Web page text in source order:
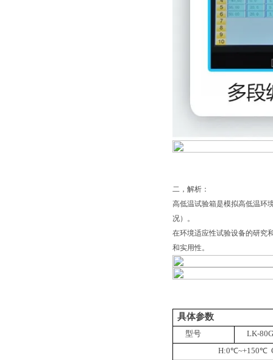
二， 解析：
高低温试验箱是模拟高低温环
况）。
在环境适应性试验设备的研究
和实用性。
具体参数
型号
LK-80G
H:0℃~+150℃